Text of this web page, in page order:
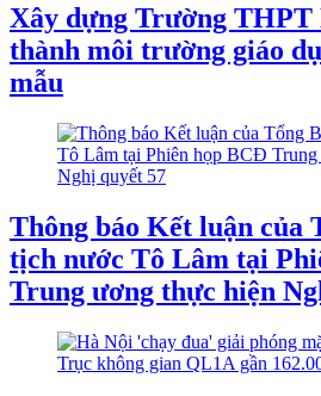
Xây dựng Trường
thành môi trường giáo
mẫu
Thông báo Kết luận của
tịch nước Tô Lâm tại
Trung ương thực hiện